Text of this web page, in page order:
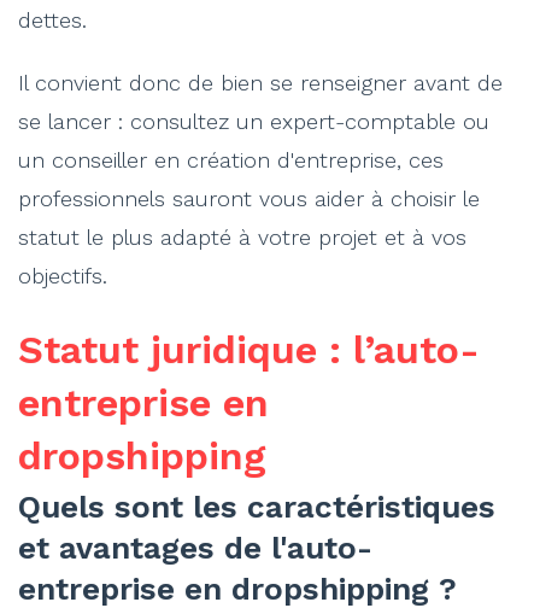
dettes.
Il convient donc de bien se renseigner avant de
se lancer : consultez un expert-comptable ou
un conseiller en création d'entreprise, ces
professionnels sauront vous aider à choisir le
statut le plus adapté à votre projet et à vos
objectifs.
Statut juridique : l’auto-
entreprise en
dropshipping
Quels sont les caractéristiques
et avantages de l'auto-
entreprise en dropshipping ?